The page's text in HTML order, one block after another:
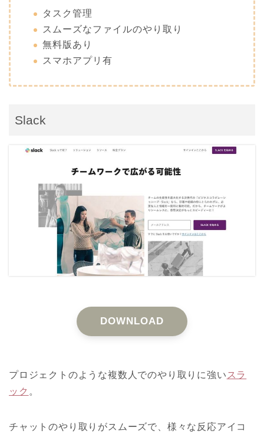
タスク管理
スムーズなファイルのやり取り
無料版あり
スマホアプリ有
Slack
DOWNLOAD
プロジェクトのような複数人でのやり取りに強いスラ
ック 。
チャットのやり取りがスムーズで、様々な反応アイコ